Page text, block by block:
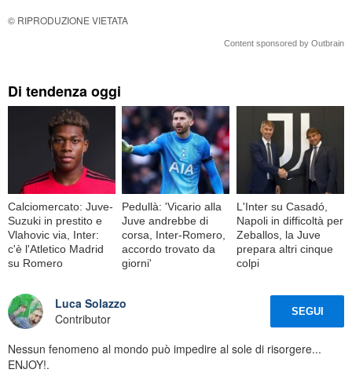
© RIPRODUZIONE VIETATA
Content sponsored by Outbrain
Di tendenza oggi
Calciomercato: Juve-
Suzuki in prestito e
Vlahovic via, Inter:
c'è l'Atletico Madrid
su Romero
Pedullà: 'Vicario alla
Juve andrebbe di
corsa, Inter-Romero,
accordo trovato da
giorni'
L'Inter su Casadó,
Napoli in difficoltà per
Zeballos, la Juve
prepara altri cinque
colpi
Luca Solazzo
Contributor
SEGUI
Nessun fenomeno al mondo può impedire al sole di risorgere...
ENJOY!.